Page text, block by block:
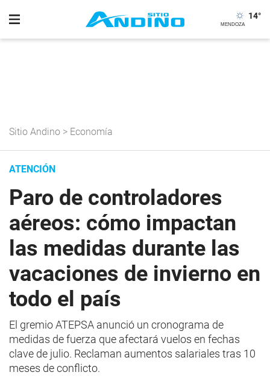
14°
Sitio Andino > Economía
ATENCIÓN
Paro de controladores
aéreos: cómo impactan
las medidas durante las
vacaciones de invierno en
todo el país
El gremio ATEPSA anunció un cronograma de
medidas de fuerza que afectará vuelos en fechas
clave de julio. Reclaman aumentos salariales tras 10
meses de conflicto.